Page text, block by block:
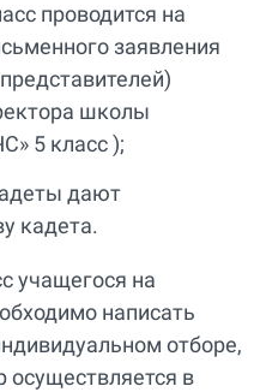
проводится на
заявления
школы
5 класс );
дают
кадета.
учащегося на
написать
отборе,
осуществляется в